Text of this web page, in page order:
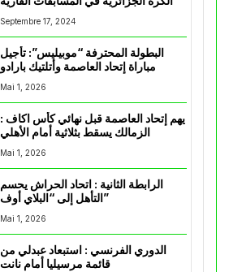
Septembre 17, 2024
البطولة المحترفة “موبيليس”: تأجيل
مباراة إتحاد العاصمة وأتلتيك بارادو
Mai 1, 2026
يهم إتحاد العاصمة قبل نهائي كأس اكاف :
Mai 1, 2026
الرابطة الثانية : اتحاد الحراش يحسم
التأهل إلى “البلاي أوف”
Mai 1, 2026
الدوري الفرنسي : استبعاد عبدلي من
قائمة مرسيليا أمام نانت